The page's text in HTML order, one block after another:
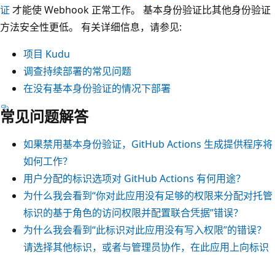
证 才能使 Webhook 正常工作。 基本身份验证比其他身份验证
方法安全性更低。 有关详细信息，请参见:
项目 Kudu
调查持续部署的常见问题
在没有基本身份验证的情况下部署
常见问题解答
如果禁用基本身份验证，GitHub Actions 生成提供程序将
如何工作？
用户分配的标识选项对 GitHub Actions 有何用途？
为什么我会看到“你对此应用没有足够的权限来分配对托管
标识的基于角色的访问权限并配置联合凭据”错误？
为什么我会看到“此标识对此应用没有写入权限”的错误？
请选择其他标识，或者与管理员协作，在此应用上向标识